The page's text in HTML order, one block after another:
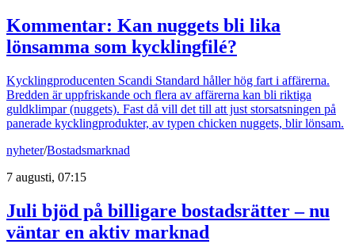
Kommentar: Kan nuggets bli lika
lönsamma som kycklingfilé?
Kycklingproducenten Scandi Standard håller hög fart i affärerna.
Bredden är uppfriskande och flera av affärerna kan bli riktiga
guldklimpar (nuggets). Fast då vill det till att just storsatsningen på
panerade kycklingprodukter, av typen chicken nuggets, blir lönsam.
nyheter/Bostadsmarknad
7 augusti, 07:15
Juli bjöd på billigare bostadsrätter – nu
väntar en aktiv marknad